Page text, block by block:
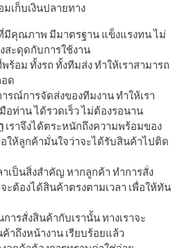
เก็บเงินปลายทาง
คุณภาพ มีมาตรฐาน แข็งแรงทน ไม่
สะดุดกับการใช้งาน
ร้อม ทั้งรถ ทั้งทีมส่ง ทำให้เราสามารถ
ด
รณ์การจัดส่งของทีมงาน ทำให้เรา
อท่าน ได้รวดเร็ว ไม่ต้องรอนาน
เราจึงได้ตระหนักถึงความพร้อมของ
ให้ลูกค้ามั่นใจว่าจะได้รับสินค้าไปติด
าเป็นสิ่งสำคัญ หากลูกค้า ทำการสั่ง
ะต้องได้สินค้าตรงตามเวลา เพื่อให้ทัน
การสั่งสินค้ากับเรานั้น ทางเราจะ
ค้าถึงหน้างาน เรียบร้อยแล้ว